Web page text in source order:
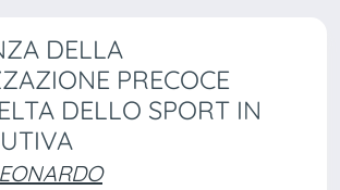
DELLA
PRECOCE
DELLO SPORT IN